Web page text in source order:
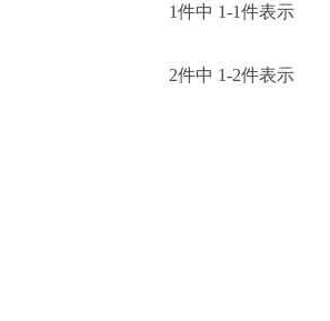
1件中 1-1件表示
2件中 1-2件表示